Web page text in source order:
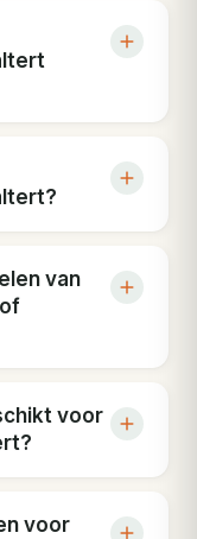
van
voor
voor